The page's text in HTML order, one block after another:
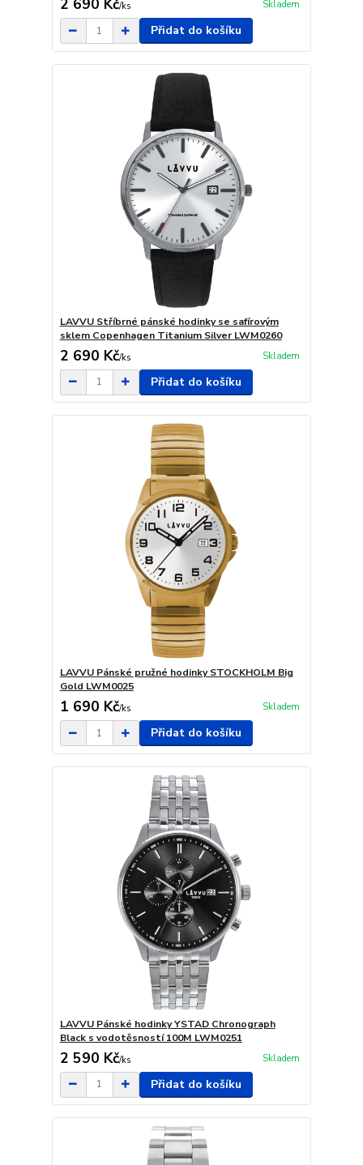
2 690 Kč/ks Skladem
Přidat do košíku
LAVVU Stříbrné pánské hodinky se safírovým
sklem Copenhagen Titanium Silver LWM0260
2 690 Kč/ks Skladem
Přidat do košíku
LAVVU Pánské pružné hodinky STOCKHOLM Big
Gold LWM0025
1 690 Kč/ks Skladem
Přidat do košíku
LAVVU Pánské hodinky YSTAD Chronograph
Black s vodotěsností 100M LWM0251
2 590 Kč/ks Skladem
Přidat do košíku